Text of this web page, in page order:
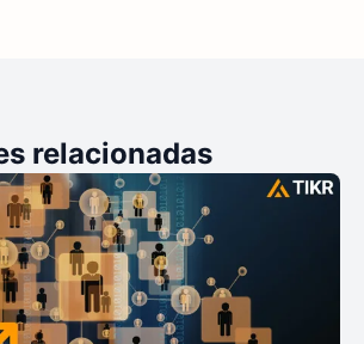
relacionadas